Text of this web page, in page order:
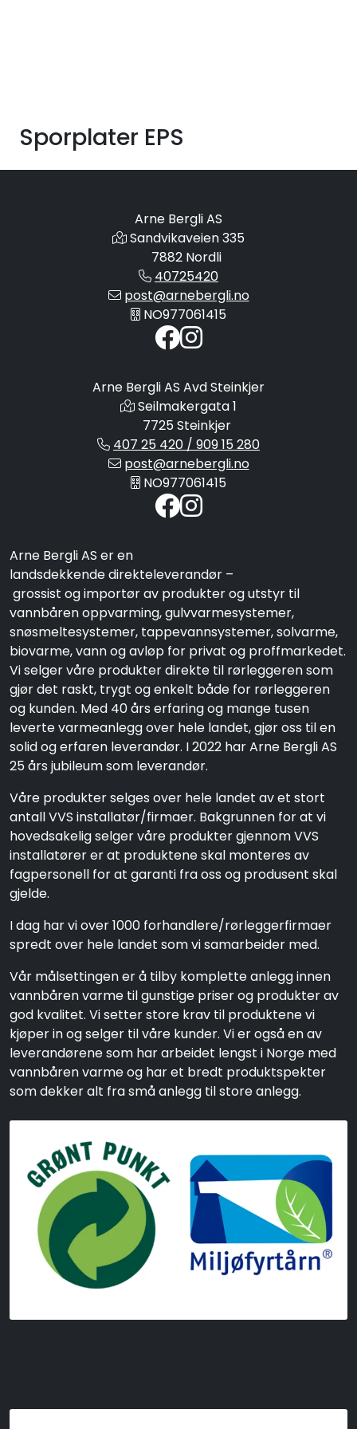
Sporplater EPS
Arne Bergli AS
Sandvikaveien 335
7882 Nordli
40725420
post@arnebergli.no
NO977061415
Arne Bergli AS Avd Steinkjer
Seilmakergata 1
7725 Steinkjer
407 25 420 / 909 15 280
post@arnebergli.no
NO977061415
Arne Bergli AS er en
landsdekkende direkteleverandør –
grossist og importør av produkter og utstyr til
vannbåren oppvarming, gulvvarmesystemer,
snøsmeltesystemer, tappevannsystemer, solvarme,
biovarme, vann og avløp for privat og proffmarkedet.
Vi selger våre produkter direkte til rørleggeren som
gjør det raskt, trygt og enkelt både for rørleggeren
og kunden. Med 40 års erfaring og mange tusen
leverte varmeanlegg over hele landet, gjør oss til en
solid og erfaren leverandør. I 2022 har Arne Bergli AS
25 års jubileum som leverandør.
Våre produkter selges over hele landet av et stort
antall VVS installatør/firmaer. Bakgrunnen for at vi
hovedsakelig selger våre produkter gjennom VVS
installatører er at produktene skal monteres av
fagpersonell for at garanti fra oss og produsent skal
gjelde.
I dag har vi over 1000 forhandlere/rørleggerfirmaer
spredt over hele landet som vi samarbeider med.
Vår målsettingen er å tilby komplette anlegg innen
vannbåren varme til gunstige priser og produkter av
god kvalitet. Vi setter store krav til produktene vi
kjøper in og selger til våre kunder. Vi er også en av
leverandørene som har arbeidet lengst i Norge med
vannbåren varme og har et bredt produktspekter
som dekker alt fra små anlegg til store anlegg.
Kontakt Oss